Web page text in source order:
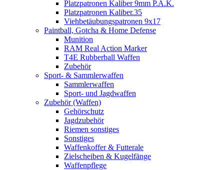
Platzpatronen Kaliber 9mm P.A.K.
Platzpatronen Kaliber.35
Viehbetäubungspatronen 9x17
Paintball, Gotcha & Home Defense
Munition
RAM Real Action Marker
T4E Rubberball Waffen
Zubehör
Sport- & Sammlerwaffen
Sammlerwaffen
Sport- und Jagdwaffen
Zubehör (Waffen)
Gehörschutz
Jagdzubehör
Riemen sonstiges
Sonstiges
Waffenkoffer & Futterale
Zielscheiben & Kugelfänge
Waffenpflege